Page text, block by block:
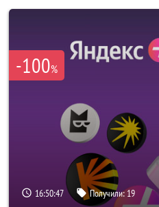
-100%
16:50:44 Получили:19